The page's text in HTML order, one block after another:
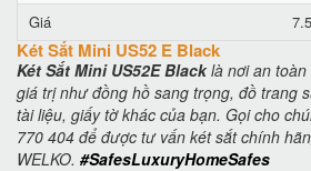
Giá
Két Sắt Mini US52 E Black
Két Sắt Mini US52E Blacklà nơi an toàn
giá trị như đồng hồ sang trọng, đồ trang
tài liệu, giấy tờ khác của bạn. Gọi cho
770 404 để được tư vấn két sắt chính
WELKO. #SafesLuxuryHomeSafes